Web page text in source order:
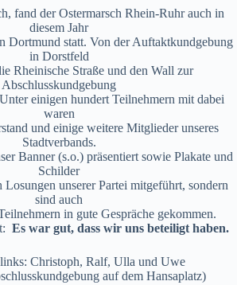
fand der Ostermarsch Rhein-Ruhr auch in
diesem Jahr
Dortmund statt. Von der Auftaktkundgebung
in Dorstfeld
Rheinische Straße und den Wall zur
Abschlusskundgebung
einigen hundert Teilnehmern mit dabei
waren
und einige weitere Mitglieder unseres
Stadtverbands.
Banner (s.o.) präsentiert sowie Plakate und
Schilder
unserer Partei mitgeführt, sondern
sind auch
in gute Gespräche gekommen.
Es war gut, dass wir uns beteiligt haben.
Christoph, Ralf, Ulla und Uwe
auf dem Hansaplatz)